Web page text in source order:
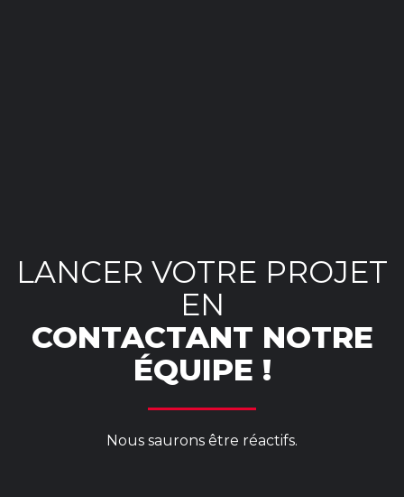
LANCER VOTRE PROJET
EN
CONTACTANT NOTRE
ÉQUIPE !
Nous saurons être réactifs.